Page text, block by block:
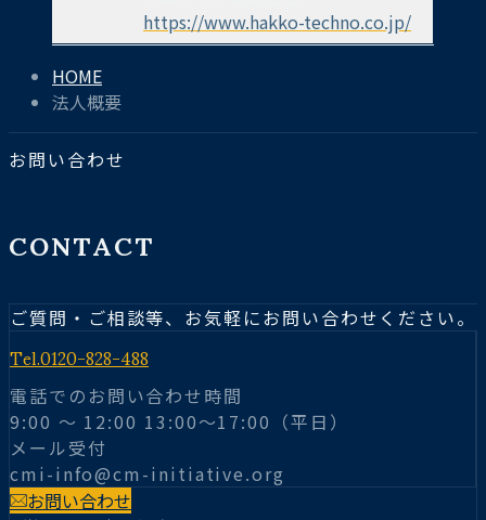
https://www.hakko-techno.co.jp/
HOME
法人概要
お問い合わせ
CONTACT
ご質問・ご相談等、お気軽にお問い合わせください。
Tel.0120-828-488
電話でのお問い合わせ時間
9:00 〜 12:00 13:00～17:00（平日）
メール受付
cmi-info@cm-initiative.org
お問い合わせ